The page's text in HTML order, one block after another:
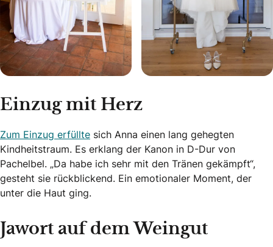
Einzug mit Herz
Zum Einzug erfüllte sich Anna einen lang gehegten
Kindheitstraum. Es erklang der Kanon in D-Dur von
Pachelbel. „Da habe ich sehr mit den Tränen gekämpft“,
gesteht sie rückblickend. Ein emotionaler Moment, der
unter die Haut ging.
Jawort auf dem Weingut